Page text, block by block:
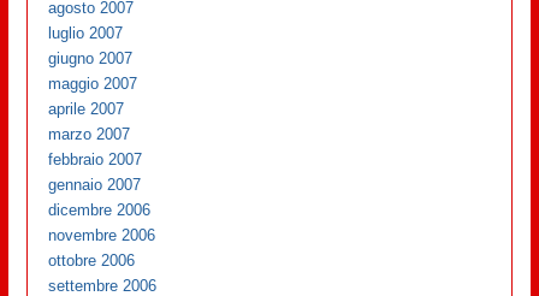
agosto 2007
luglio 2007
giugno 2007
maggio 2007
aprile 2007
marzo 2007
febbraio 2007
gennaio 2007
dicembre 2006
novembre 2006
ottobre 2006
settembre 2006